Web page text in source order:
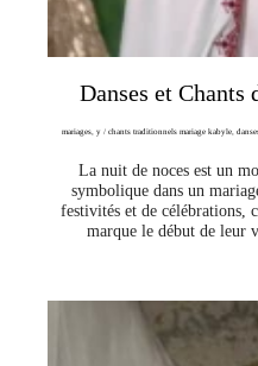
Danses et Chants
mariages, y / chants traditionnels mariage kabyle,
La nuit de noces est un
symbolique dans un
festivités et de célébrations,
marque le début de leur